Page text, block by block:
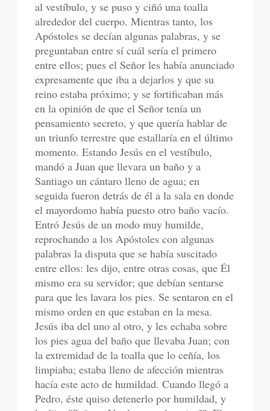
al vestíbulo, y se puso y ciñó una toalla
alrededor del cuerpo. Mientras tanto, los
Apóstoles se decían algunas palabras, y se
preguntaban entre sí cuál sería el primero
entre ellos; pues el Señor les había anunciado
expresamente que iba a dejarlos y que su
reino estaba próximo; y se fortificaban más
en la opinión de que el Señor tenía un
pensamiento secreto, y que quería hablar de
un triunfo terrestre que estallaría en el último
momento. Estando Jesús en el vestíbulo,
mandó a Juan que llevara un baño y a
Santiago un cántaro lleno de agua; en
seguida fueron detrás de él a la sala en donde
el mayordomo había puesto otro baño vacío.
Entró Jesús de un modo muy humilde,
reprochando a los Apóstoles con algunas
palabras la disputa que se había suscitado
entre ellos: les dijo, entre otras cosas, que Él
mismo era su servidor; que debían sentarse
para que les lavara los pies. Se sentaron en el
mismo orden en que estaban en la mesa.
Jesús iba del uno al otro, y les echaba sobre
los pies agua del baño que llevaba Juan; con
la extremidad de la toalla que lo ceñía, los
limpiaba; estaba lleno de afección mientras
hacía este acto de humildad. Cuando llegó a
Pedro, éste quiso detenerlo por humildad, y